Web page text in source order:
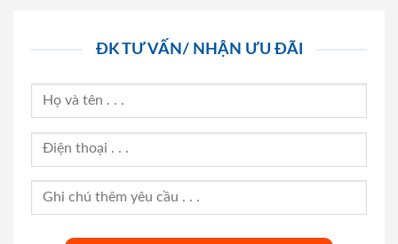
ĐK TƯ VẤN/ NHẬN ƯU ĐÃI